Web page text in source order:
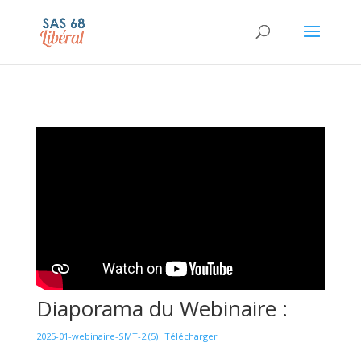
Diaporama du Webinaire :
2025-01-webinaire-SMT-2 (5) Télécharger